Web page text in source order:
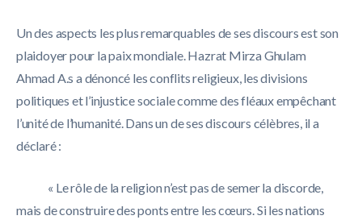
Un des aspects les plus remarquables de ses discours est son
plaidoyer pour la paix mondiale. Hazrat Mirza Ghulam
Ahmad A.s a dénoncé les conflits religieux, les divisions
politiques et l’injustice sociale comme des fléaux empêchant
l’unité de l’humanité. Dans un de ses discours célèbres, il a
déclaré :
« Le rôle de la religion n’est pas de semer la discorde,
mais de construire des ponts entre les cœurs. Si les nations